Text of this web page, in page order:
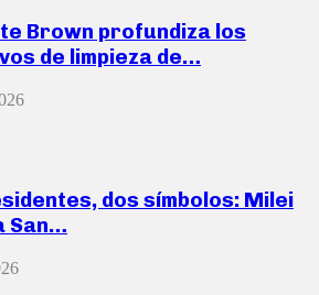
Brown profundiza los
de limpieza de…
dos símbolos: Milei
San…